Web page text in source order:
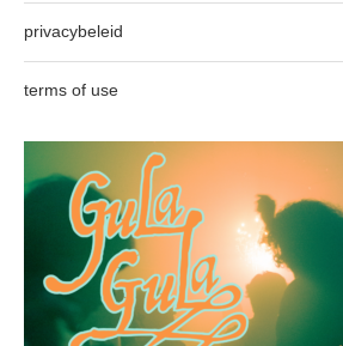
privacybeleid
terms of use